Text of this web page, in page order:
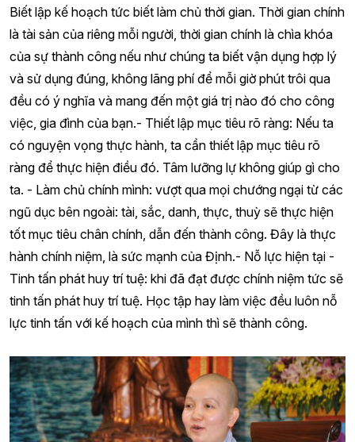
Biết lập kế hoạch tức biết làm chủ thời gian. Thời gian chính
là tài sản của riêng mỗi người, thời gian chính là chìa khóa
của sự thành công nếu như chúng ta biết vận dụng hợp lý
và sử dụng đúng, không lãng phí để mỗi giờ phút trôi qua
đều có ý nghĩa và mang đến một giá trị nào đó cho công
việc, gia đình của bạn.- Thiết lập mục tiêu rõ ràng: Nếu ta
có nguyện vọng thực hành, ta cần thiết lập mục tiêu rõ
ràng để thực hiện điều đó. Tâm lưỡng lự không giúp gì cho
ta. - Làm chủ chính mình: vượt qua mọi chướng ngại từ các
ngũ dục bên ngoài: tài, sắc, danh, thực, thuỳ sẽ thực hiện
tốt mục tiêu chân chính, dẫn đến thành công. Đây là thực
hành chính niệm, là sức mạnh của Định.- Nỗ lực hiện tại -
Tinh tấn phát huy trí tuệ: khi đã đạt được chính niệm tức sẽ
tinh tấn phát huy trí tuệ. Học tập hay làm việc đều luôn nỗ
lực tinh tấn với kế hoạch của mình thì sẽ thành công.